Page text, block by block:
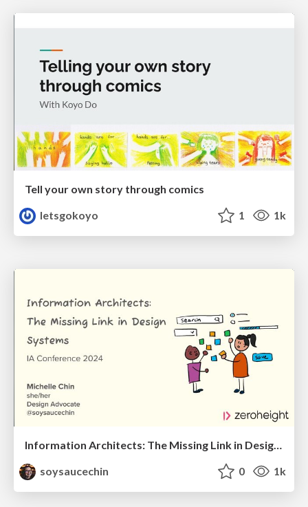
Tell your own story through comics
letsgokoyo
1 1k
Information Architects: The Missing Link in Design Systems
soysaucechin
0 1k